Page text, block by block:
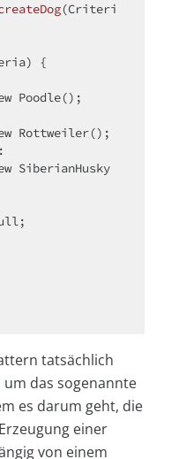
(Criteri
{
Poodle();
Rottweiler();
SiberianHusky
;
tatsächlich
das sogenannte
es darum geht, die
einer
von einem